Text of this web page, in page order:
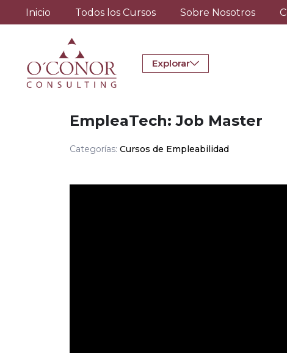
Inicio Todos los Cursos Sobre Nosotros
Explorar
EmpleaTech: Job Master
Categorías: Cursos de Empleabilidad